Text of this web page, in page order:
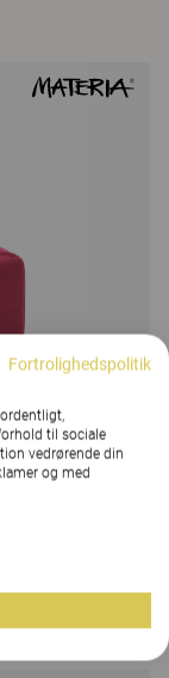
Fortrolighedspolitik
til sociale
vedrørende din
og med